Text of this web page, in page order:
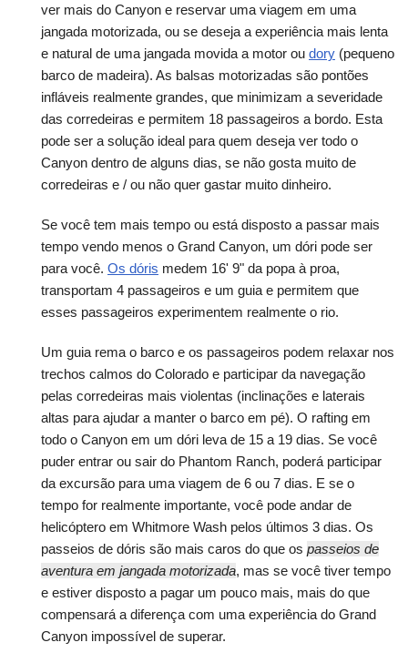
ver mais do Canyon e reservar uma viagem em uma
jangada motorizada, ou se deseja a experiência mais lenta
e natural de uma jangada movida a motor ou dory (pequeno
barco de madeira). As balsas motorizadas são pontões
infláveis realmente grandes, que minimizam a severidade
das corredeiras e permitem 18 passageiros a bordo. Esta
pode ser a solução ideal para quem deseja ver todo o
Canyon dentro de alguns dias, se não gosta muito de
corredeiras e / ou não quer gastar muito dinheiro.
Se você tem mais tempo ou está disposto a passar mais
tempo vendo menos o Grand Canyon, um dóri pode ser
para você. Os dóris medem 16' 9" da popa à proa,
transportam 4 passageiros e um guia e permitem que
esses passageiros experimentem realmente o rio.
Um guia rema o barco e os passageiros podem relaxar nos
trechos calmos do Colorado e participar da navegação
pelas corredeiras mais violentas (inclinações e laterais
altas para ajudar a manter o barco em pé). O rafting em
todo o Canyon em um dóri leva de 15 a 19 dias. Se você
puder entrar ou sair do Phantom Ranch, poderá participar
da excursão para uma viagem de 6 ou 7 dias. E se o
tempo for realmente importante, você pode andar de
helicóptero em Whitmore Wash pelos últimos 3 dias. Os
passeios de dóris são mais caros do que os passeios de
aventura em jangada motorizada, mas se você tiver tempo
e estiver disposto a pagar um pouco mais, mais do que
compensará a diferença com uma experiência do Grand
Canyon impossível de superar.